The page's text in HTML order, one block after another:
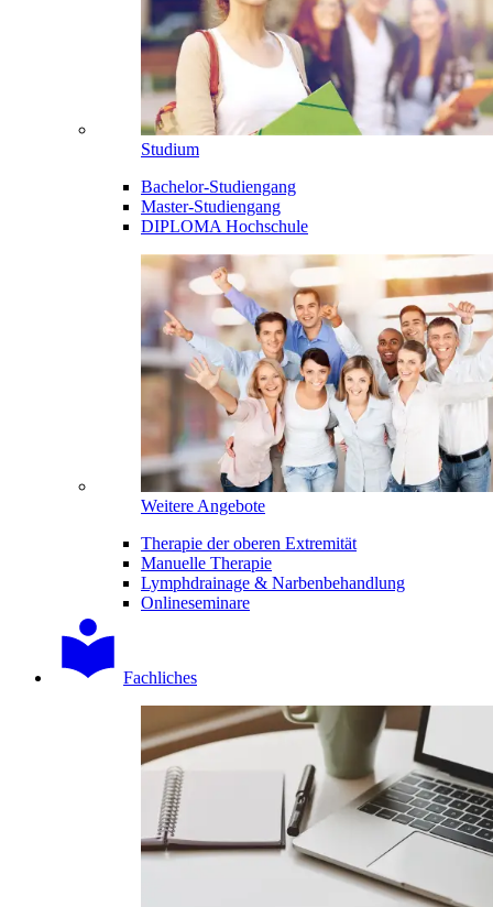
Studium
Bachelor-Studiengang
Master-Studiengang
DIPLOMA Hochschule
Weitere Angebote
Therapie der oberen Extremität
Manuelle Therapie
Lymphdrainage & Narbenbehandlung
Onlineseminare
Fachliches